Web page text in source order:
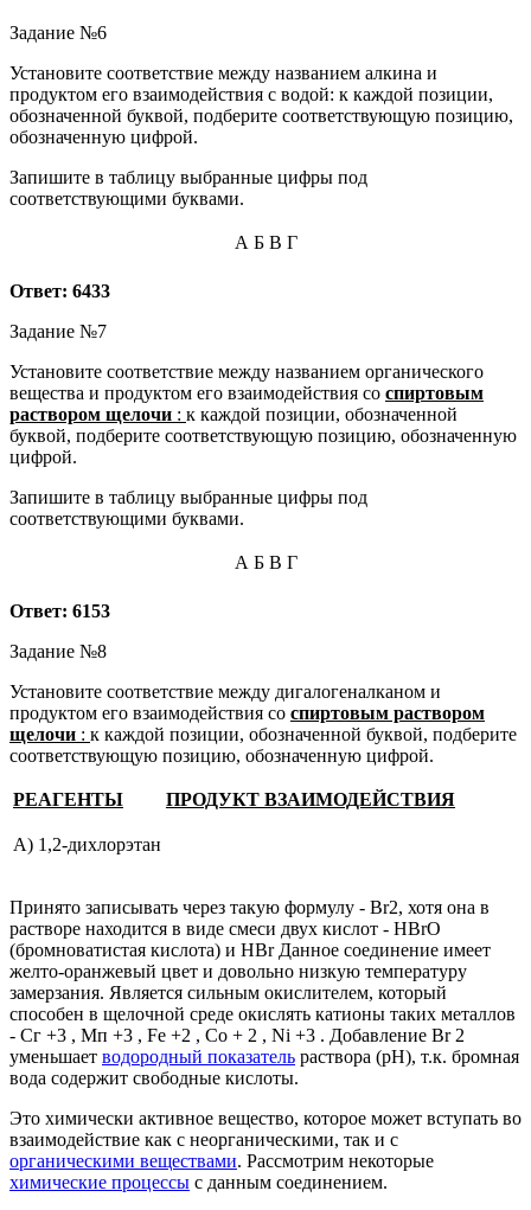
Задание №6
Установите соответствие между названием алкина и
продуктом его взаимодействия с водой: к каждой позиции,
обозначенной буквой, подберите соответствующую позицию,
обозначенную цифрой.
Запишите в таблицу выбранные цифры под
соответствующими буквами.
А Б В Г
Ответ: 6433
Задание №7
Установите соответствие между названием органического
вещества и продуктом его взаимодействия со спиртовым
раствором щелочи : к каждой позиции, обозначенной
буквой, подберите соответствующую позицию, обозначенную
цифрой.
Запишите в таблицу выбранные цифры под
соответствующими буквами.
А Б В Г
Ответ: 6153
Задание №8
Установите соответствие между дигалогеналканом и
продуктом его взаимодействия со спиртовым раствором
щелочи : к каждой позиции, обозначенной буквой, подберите
соответствующую позицию, обозначенную цифрой.
РЕАГЕНТЫ ПРОДУКТ ВЗАИМОДЕЙСТВИЯ
А) 1,2-дихлорэтан
Принято записывать через такую формулу - Br2, хотя она в
растворе находится в виде смеси двух кислот - HBrO
(бромноватистая кислота) и HBr Данное соединение имеет
желто-оранжевый цвет и довольно низкую температуру
замерзания. Является сильным окислителем, который
способен в щелочной среде окислять катионы таких металлов
- Сг +3 , Мп +3 , Fe +2 , Co + 2 , Ni +3 . Добавление Br 2
уменьшает водородный показатель раствора (рН), т.к. бромная
вода содержит свободные кислоты.
Это химически активное вещество, которое может вступать во
взаимодействие как с неорганическими, так и с
органическими веществами. Рассмотрим некоторые
химические процессы с данным соединением.